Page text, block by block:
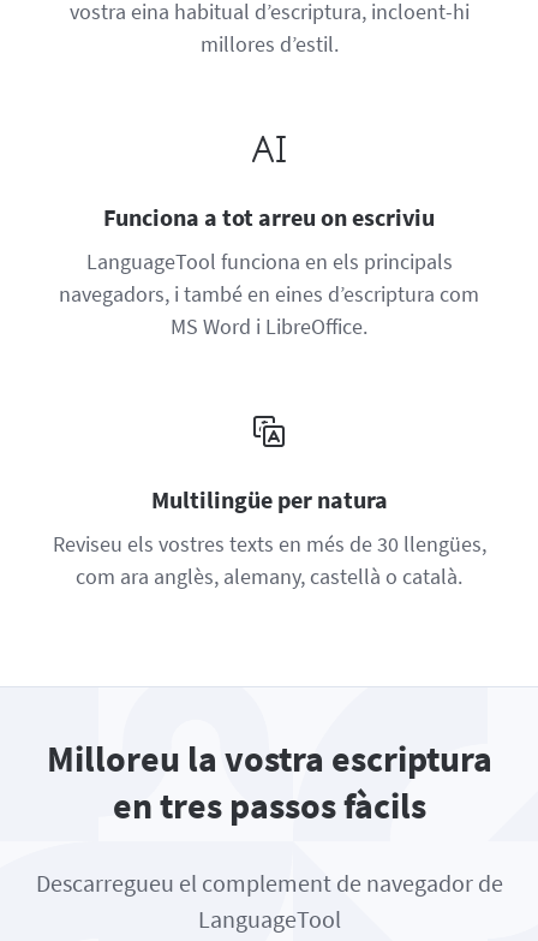
vostra eina habitual d’escriptura, incloent-hi
millores d’estil.
Funciona a tot arreu on escriviu
LanguageTool funciona en els principals
navegadors, i també en eines d’escriptura com
MS Word i LibreOffice.
Multilingüe per natura
Reviseu els vostres texts en més de 30 llengües,
com ara anglès, alemany, castellà o català.
Milloreu la vostra escriptura
en tres passos fàcils
Descarregueu el complement de navegador de
LanguageTool